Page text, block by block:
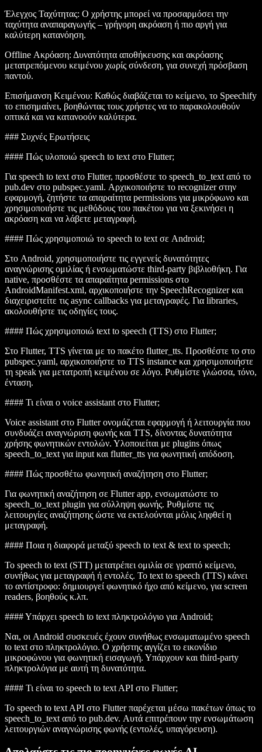
Έλεγχος Ταχύτητας: Ο χρήστης μπορεί να προσαρμόσει την
ταχύτητα αναπαραγωγής – γρήγορη ακρόαση ή πιο αργή για
καλύτερη κατανόηση.
Offline Ακρόαση: Δυνατότητα αποθήκευσης και ακρόασης
μετατρεπόμενου κειμένου χωρίς σύνδεση, για συνεχή πρόσβαση
παντού.
Επισήμανση Κειμένου: Καθώς διαβάζεται το κείμενο, το Speechify
το επισημαίνει, βοηθώντας τους χρήστες να το παρακολουθούν
οπτικά και να κατανοούν καλύτερα.
### Συχνές Ερωτήσεις
#### Πώς υλοποιώ speech to text στο Flutter;
Για speech to text στο Flutter, προσθέστε το speech_to_textαπό το
pub.dev στο pubspec.yaml. Αρχικοποιήστε το recognizer στην
εφαρμογή, ζητήστε τα απαραίτητα permissions για μικρόφωνο και
χρησιμοποιήστε τις μεθόδους του πακέτου για να ξεκινήσει η
ακρόαση και να λάβετε μεταγραφή.
#### Πώς χρησιμοποιώ το speech to text σε Android;
Στο Android, χρησιμοποιήστε τις εγγενείς δυνατότητες
αναγνώρισης ομιλίας ή ενσωματώστε third-party βιβλιοθήκη. Για
native, προσθέστε τα απαραίτητα permissions στο
AndroidManifest.xml, αρχικοποιήστε την SpeechRecognizerκαι
διαχειριστείτε τις async callbacks για μεταγραφές. Για libraries,
ακολουθήστε τις οδηγίες τους.
#### Πώς χρησιμοποιώ text to speech (TTS) στο Flutter;
Στο Flutter, TTS γίνεται με το πακέτο flutter_tts. Προσθέστε το στο
pubspec.yaml, αρχικοποιήστε το TTS instance και χρησιμοποιήστε
τη speak για μετατροπή κειμένου σε λόγο. Ρυθμίστε γλώσσα, τόνο,
ένταση.
#### Τι είναι ο voice assistant στο Flutter;
Voice assistant στο Flutter ονομάζεται εφαρμογή ή λειτουργία που
συνδυάζει αναγνώριση φωνής και TTS, δίνοντας δυνατότητα
χρήσης φωνητικών εντολών. Υλοποιείται με plugins όπως
speech_to_textγια input καιflutter_tts για φωνητική απόδοση.
#### Πώς προσθέτω φωνητική αναζήτηση στο Flutter;
Για φωνητική αναζήτηση σε Flutter app, ενσωματώστε το
speech_to_textplugin για σύλληψη φωνής. Ρυθμίστε τις
λειτουργίες αναζήτησης ώστε να εκτελούνται μόλις ληφθεί η
μεταγραφή.
#### Ποια η διαφορά μεταξύ speech to text & text to speech;
Το speech to text (STT) μετατρέπει ομιλία σε γραπτό κείμενο,
συνήθως για μεταγραφή ή εντολές. Το text to speech (TTS) κάνει
το αντίστροφο: δημιουργεί φωνητικό ήχο από κείμενο, για screen
readers, βοηθούς κ.λπ.
#### Υπάρχει speech to text πληκτρολόγιο για Android;
Ναι, οι Android συσκευές έχουν συνήθως ενσωματωμένο speech
to text στο πληκτρολόγιο. Ο χρήστης αγγίζει το εικονίδιο
μικροφώνου για φωνητική εισαγωγή. Υπάρχουν και third-party
πληκτρολόγια με αυτή τη δυνατότητα.
#### Τι είναι το speech to text API στο Flutter;
Το speech to text API στο Flutter παρέχεται μέσω πακέτων όπως το
speech_to_textαπό το pub.dev. Αυτά επιτρέπουν την ενσωμάτωση
λειτουργιών αναγνώρισης φωνής (εντολές, υπαγόρευση).